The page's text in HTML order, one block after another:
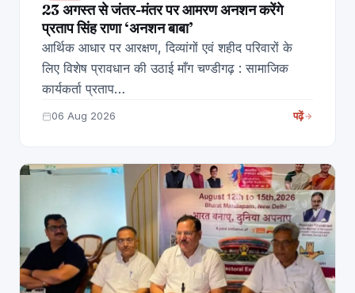
23 अगस्त से जंतर-मंतर पर आमरण अनशन करेंगे
प्रताप सिंह राणा ‘अनशन बाबा’
आर्थिक आधार पर आरक्षण, दिव्यांगों एवं शहीद परिवारों के
लिए विशेष प्रावधान की उठाई माँग चण्डीगढ़ : सामाजिक
कार्यकर्ता प्रताप…
06 Aug 2026 पढ़ें